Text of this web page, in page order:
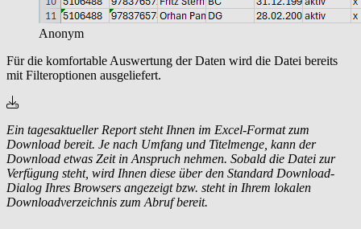
Anonym
Für die komfortable Auswertung der Daten wird die Datei bereits
mit Filteroptionen ausgeliefert.
Ein tagesaktueller Report steht Ihnen im Excel-Format zum
Download bereit. Je nach Umfang und Titelmenge, kann der
Download etwas Zeit in Anspruch nehmen. Sobald die Datei zur
Verfügung steht, wird Ihnen diese über den Standard Download-
Dialog Ihres Browsers angezeigt bzw. steht in Ihrem lokalen
Downloadverzeichnis zum Abruf bereit.